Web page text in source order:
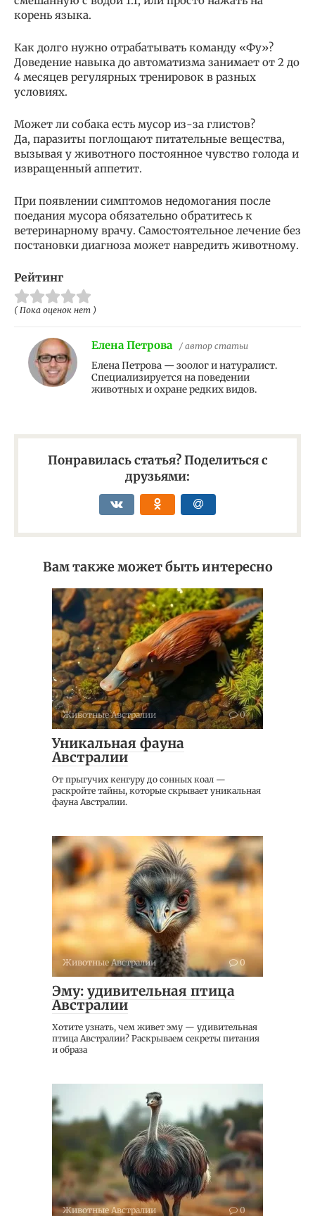
корень языка.
Как долго нужно отрабатывать команду «Фу»?
Доведение навыка до автоматизма занимает от 2 до
4 месяцев регулярных тренировок в разных
условиях.
Может ли собака есть мусор из-за глистов?
Да, паразиты поглощают питательные вещества,
вызывая у животного постоянное чувство голода и
извращенный аппетит.
При появлении симптомов недомогания после
поедания мусора обязательно обратитесь к
ветеринарному врачу. Самостоятельное лечение без
постановки диагноза может навредить животному.
Рейтинг
( Пока оценок нет )
Елена Петрова / автор статьи
Елена Петрова — зоолог и натуралист.
Специализируется на поведении
животных и охране редких видов.
Понравилась статья? Поделиться с
друзьями:
Вам также может быть интересно
Животные Австралии 0
Уникальная фауна
Австралии
От прыгучих кенгуру до сонных коал —
раскройте тайны, которые скрывает уникальная
фауна Австралии.
Животные Австралии 0
Эму: удивительная птица
Австралии
Хотите узнать, чем живет эму — удивительная
птица Австралии? Раскрываем секреты питания
и образа
Животные Австралии 0